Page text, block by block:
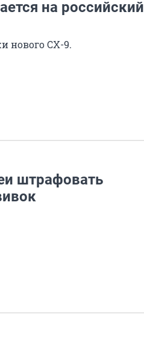
на российский
нового CX-9.
штрафовать